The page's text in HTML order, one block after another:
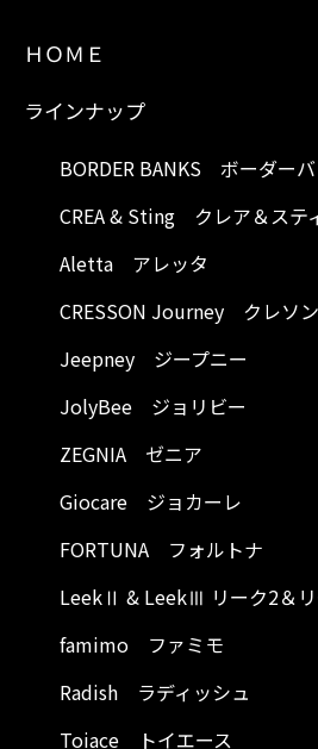
ＨＯＭＥ
ラインナップ
BORDER BANKS ボーダー
CREA & Sting クレア＆ステ
Aletta アレッタ
CRESSON Journey クレソ
Jeepney ジープニー
JolyBee ジョリビー
ZEGNIA ゼニア
Giocare ジョカーレ
FORTUNA フォルトナ
LeekⅡ & LeekⅢ リーク2＆
famimo ファミモ
Radish ラディッシュ
Toiace トイエース